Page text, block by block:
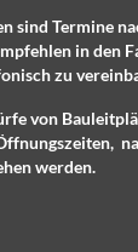
sind Termine
in den
zu
von
werden.